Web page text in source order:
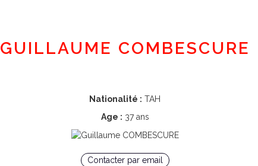
GUILLAUME COMBESCURE
Nationalité : TAH
Age : 37 ans
Contacter par email